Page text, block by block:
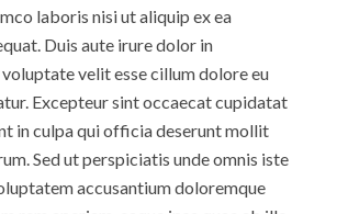
laboris nisi ut aliquip ex ea
Duis aute irure dolor in
velit esse cillum dolore eu
Excepteur sint occaecat cupidatat
in culpa qui officia deserunt mollit
Sed ut perspiciatis unde omnis iste
accusantium doloremque